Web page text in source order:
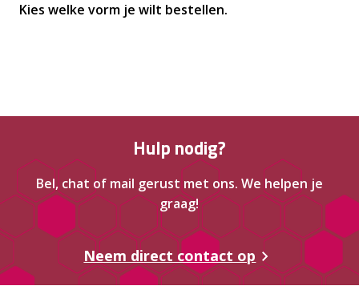
Kies welke vorm je wilt bestellen.
Hulp nodig?
Bel, chat of mail gerust met ons. We helpen je
graag!
Neem direct contact op